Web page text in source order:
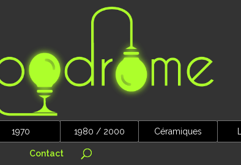
1970 1980 / 2000 Céramiques
Contact